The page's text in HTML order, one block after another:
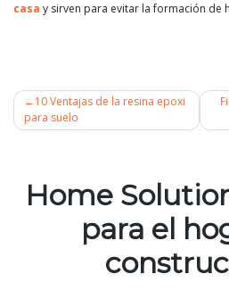
casa y sirven para evitar la formación de
de
entradas
10 Ventajas de la resina epoxi
para suelo
Home
para el